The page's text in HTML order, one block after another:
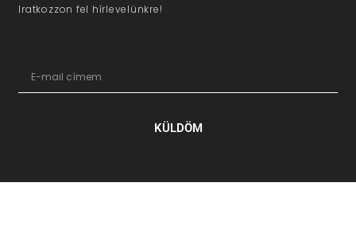
Iratkozzon fel hírlevelünkre!
KÜLDÖM